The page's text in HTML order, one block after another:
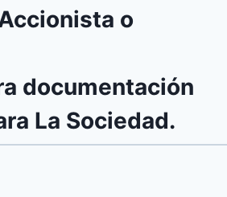
o
documentación
La Sociedad.